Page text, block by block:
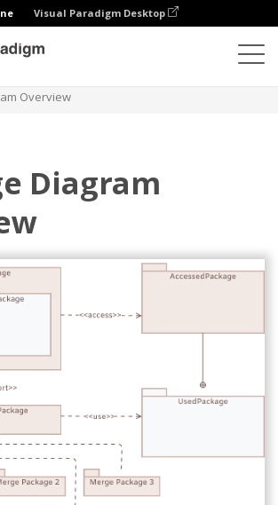
Visual Paradigm Desktop
Overview
Diagram